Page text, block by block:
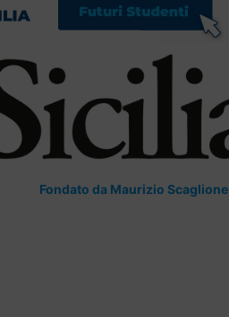
Fondato da Maurizio Scaglione